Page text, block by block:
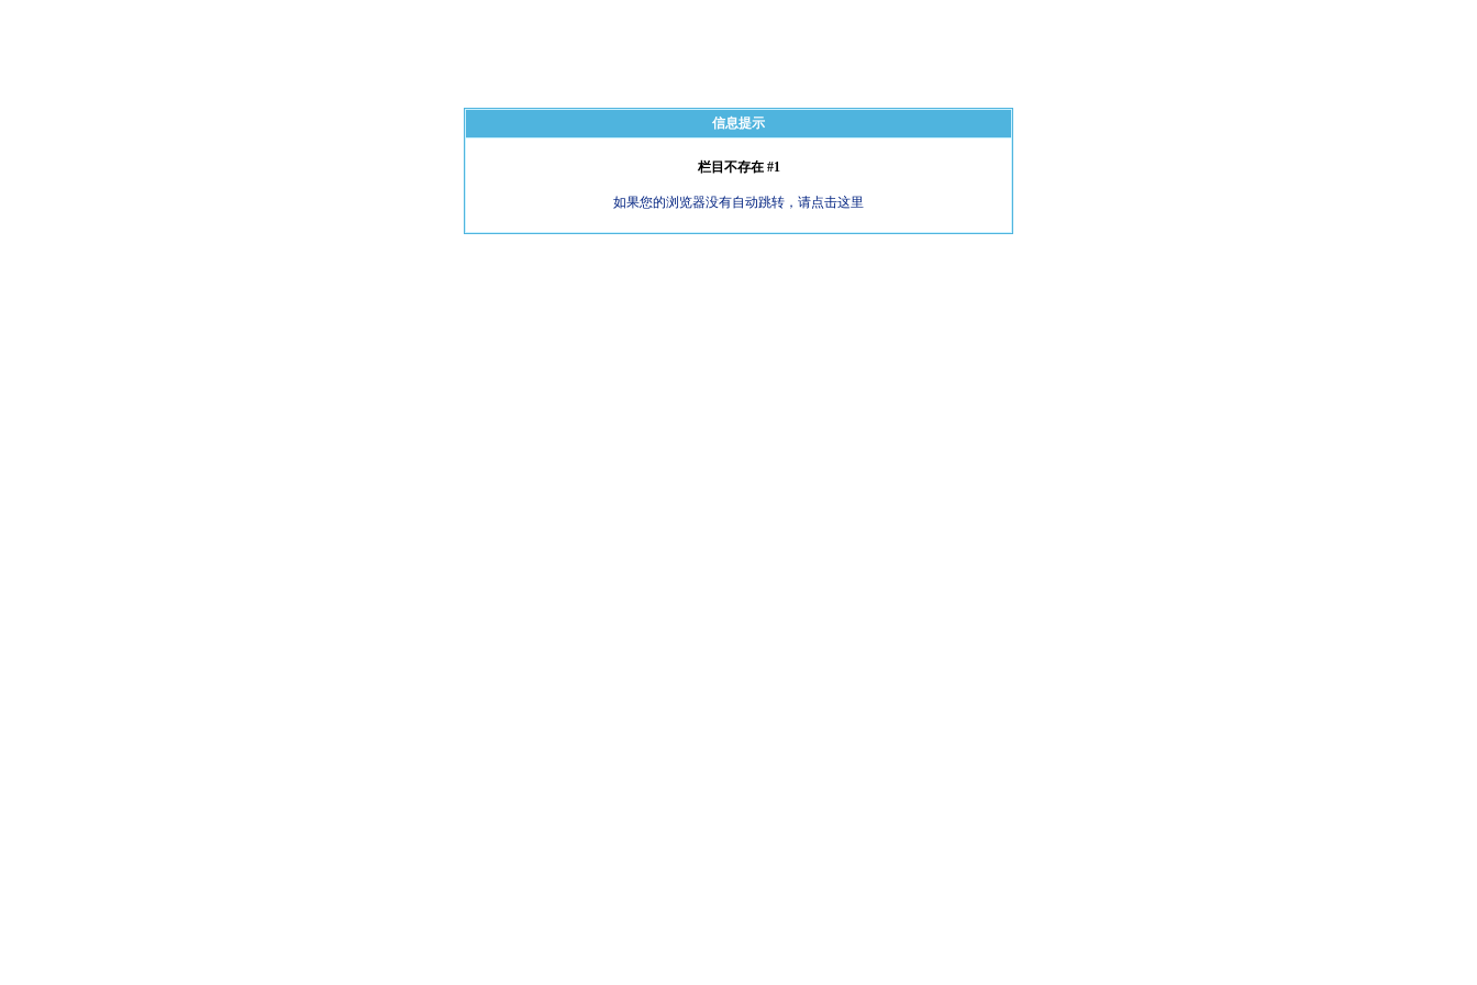
信息提示
栏目不存在 #1
如果您的浏览器没有自动跳转，请点击这里